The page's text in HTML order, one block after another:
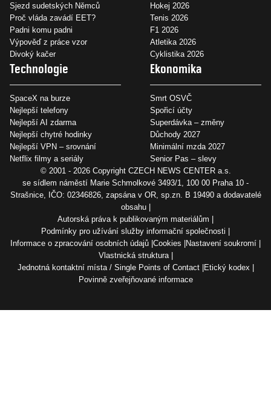
Sjezd sudetských Němců
Proč vláda zavádí EET?
Padni komu padni
Výpověď z práce vzor
Divoký kačer
Hokej 2026
Tenis 2026
F1 2026
Atletika 2026
Cyklistika 2026
Technologie
SpaceX na burze
Nejlepší telefony
Nejlepší AI zdarma
Nejlepší chytré hodinky
Nejlepší VPN – srovnání
Netflix filmy a seriály
Ekonomika
Smrt OSVČ
Spořicí účty
Superdávka – změny
Důchody 2027
Minimální mzda 2027
Senior Pas – slevy
© 2001 - 2026 Copyright CZECH NEWS CENTER a.s.
se sídlem náměstí Marie Schmolkové 3493/1, 100 00 Praha 10 -
Strašnice, IČO: 02346826, zapsána v OR, sp.zn. B 19490 a dodavatelé
obsahu
Autorská práva k publikovaným materiálům
Podmínky pro užívání služby informační společnosti
Informace o zpracování osobních údajů Cookies Nastavení soukromí
Vlastnická struktura
Jednotná kontaktní místa / Single Points of Contact Etický kodex
Povinně zveřejňované informace